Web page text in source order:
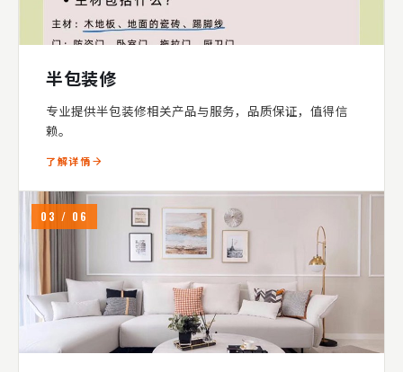
半包装修
专业提供半包装修相关产品与服务，品质保证，值得信
赖。
了解详情
03 / 06